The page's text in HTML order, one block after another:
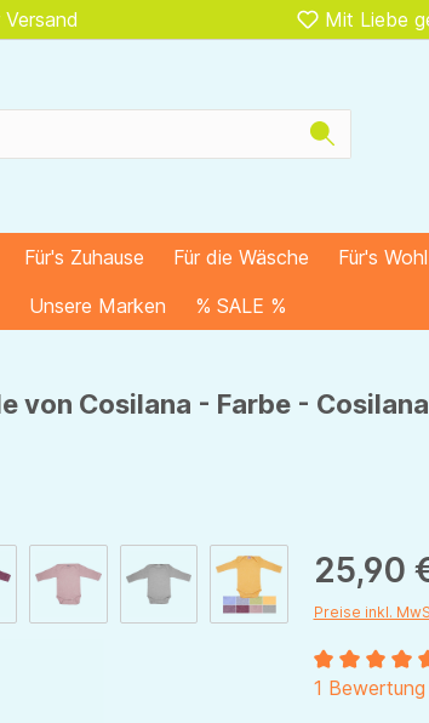
Mit Liebe
Für's Zuhause Für die Wäsche Für's
Unsere Marken
% SALE %
von Cosilana - Farbe -
25,90
Preise inkl.
1 Bewertung